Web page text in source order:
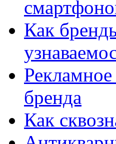
Как
Рекламное
бренда
Как